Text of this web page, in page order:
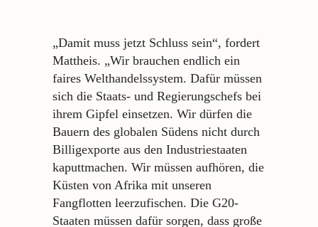
„Damit muss jetzt Schluss sein“, fordert
Mattheis. „Wir brauchen endlich ein
faires Welthandelssystem. Dafür müssen
sich die Staats- und Regierungschefs bei
ihrem Gipfel einsetzen. Wir dürfen die
Bauern des globalen Südens nicht durch
Billigexporte aus den Industriestaaten
kaputtmachen. Wir müssen aufhören, die
Küsten von Afrika mit unseren
Fangflotten leerzufischen. Die G20-
Staaten müssen dafür sorgen, dass große